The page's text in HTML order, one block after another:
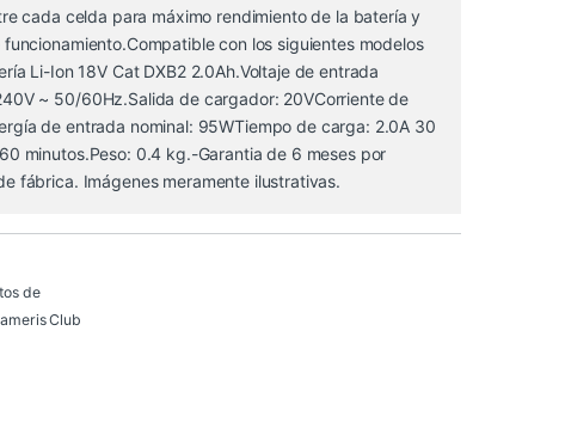
cada celda para máximo rendimiento de la batería y
con los siguientes modelos
Li-Ion 18V Cat DXB2 2.0Ah.Voltaje de entrada
~ 50/60Hz.Salida de cargador: 20VCorriente de
de entrada nominal: 95WTiempo de carga: 2.0A 30
minutos.Peso: 0.4 kg.-Garantia de 6 meses por
fábrica. Imágenes meramente ilustrativas.
de
Club